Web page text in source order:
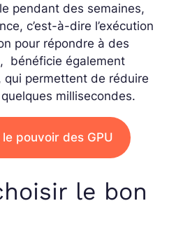
pendant des semaines,
c’est-à-dire l’exécution
pour répondre à des
bénéficie également
qui permettent de réduire
millisecondes.
pouvoir des GPU
le bon